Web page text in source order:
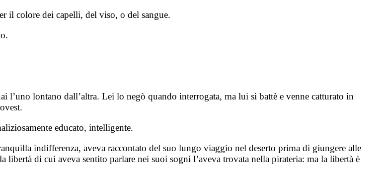
il colore dei capelli, del viso, o del sangue.
l’uno lontano dall’altra. Lei lo negò quando interrogata, ma lui si battè e venne catturato in
educato, intelligente.
indifferenza, aveva raccontato del suo lungo viaggio nel deserto prima di giungere alle
di cui aveva sentito parlare nei suoi sogni l’aveva trovata nella pirateria: ma la libertà è